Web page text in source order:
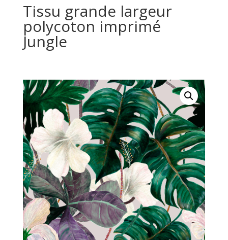
Tissu grande largeur
polycoton imprimé
Jungle